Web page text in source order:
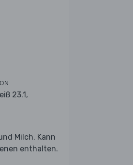
23.1,
Milch. Kann
enthalten.